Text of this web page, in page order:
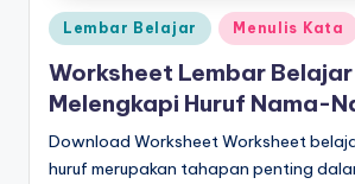
Posted
in
Lembar Belajar Menulis Kata
Worksheet Lembar Belajar
Melengkapi Huruf Nama-
Download Worksheet Worksheet
huruf merupakan tahapan penting